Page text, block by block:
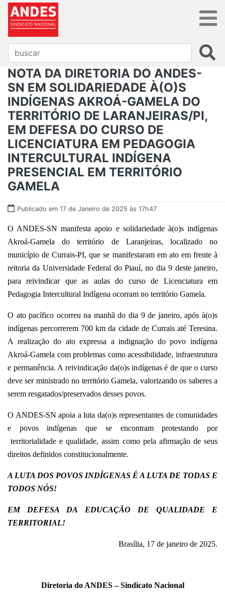
NOTA DA DIRETORIA DO ANDES-
SN EM SOLIDARIEDADE À(O)S
INDÍGENAS AKROÁ-GAMELA DO
TERRITÓRIO DE LARANJEIRAS/PI,
EM DEFESA DO CURSO DE
LICENCIATURA EM PEDAGOGIA
INTERCULTURAL INDÍGENA
PRESENCIAL EM TERRITÓRIO
GAMELA
Publicado em 17 de Janeiro de 2025 às 17h47
O ANDES-SN manifesta apoio e solidariedade à(o)s indígenas
Akroá-Gamela do território de Laranjeiras, localizado no
município de Currais-PI, que se manifestaram em ato em frente à
reitoria da Universidade Federal do Piauí, no dia 9 deste janeiro,
para reivindicar que as aulas do curso de Licenciatura em
Pedagogia Intercultural Indígena ocorram no território Gamela.
O ato pacífico ocorreu na manhã do dia 9 de janeiro, após à(o)s
indígenas percorrerem 700 km da cidade de Currais até Teresina.
A realização do ato expressa a indignação do povo indígena
Akroá-Gamela com problemas como acessibilidade, infraestrutura
e permanência. A reivindicação da(o)s indígenas é de que o curso
deve ser ministrado no território Gamela, valorizando os saberes a
serem resgatados/preservados desses povos.
O ANDES-SN apoia a luta da(o)s representantes de comunidades
e povos indígenas que se encontram protestando por
territorialidade e qualidade, assim como pela afirmação de seus
direitos definidos constitucionalmente.
A LUTA DOS POVOS INDÍGENAS É A LUTA DE TODAS E
TODOS NÓS!
EM DEFESA DA EDUCAÇÃO DE QUALIDADE E
TERRITORIAL!
Brasília, 17 de janeiro de 2025.
Diretoria do ANDES – Sindicato Nacional